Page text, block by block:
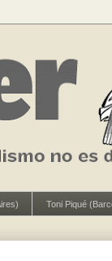
Toni Piqué